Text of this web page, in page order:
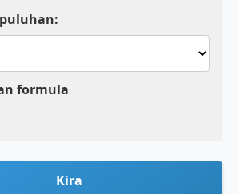
formula
Kira